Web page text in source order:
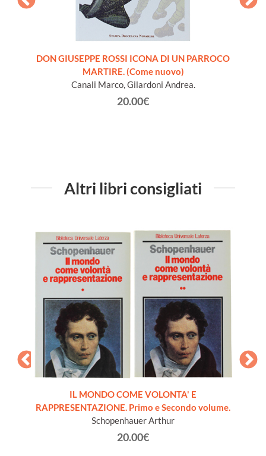
DON GIUSEPPE ROSSI ICONA DI UN PARROCO
MARTIRE. (Come nuovo)
Canali Marco, Gilardoni Andrea.
20.00€
Altri libri consigliati
IL MONDO COME VOLONTA' E
RAPPRESENTAZIONE. Primo e Secondo volume.
Schopenhauer Arthur
20.00€